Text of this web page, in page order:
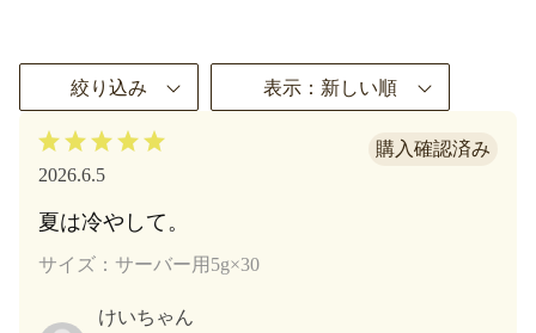
絞り込み 表示：新しい順
2026.6.5
夏は冷やして。
サイズ：サーバー用5g×30
けいちゃん